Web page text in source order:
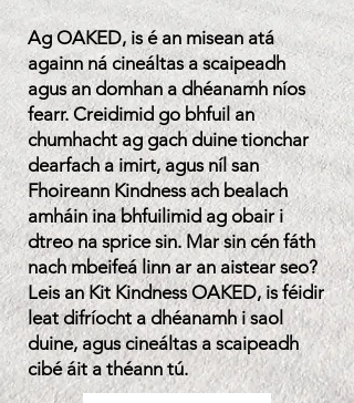
Ag OAKED, is é an misean atá
againn ná cineáltas a scaipeadh
agus an domhan a dhéanamh níos
fearr. Creidimid go bhfuil an
chumhacht ag gach duine tionchar
dearfach a imirt, agus níl san
Fhoireann Kindness ach bealach
amháin ina bhfuilimid ag obair i
dtreo na sprice sin. Mar sin cén fáth
nach mbeifeá linn ar an aistear seo?
Leis an Kit Kindness OAKED, is féidir
leat difríocht a dhéanamh i saol
duine, agus cineáltas a scaipeadh
cibé áit a théann tú.